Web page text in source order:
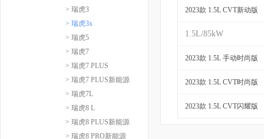
> 瑞虎3
> 瑞虎3x
> 瑞虎5
> 瑞虎7
> 瑞虎7 PLUS
> 瑞虎7 PLUS新能源
> 瑞虎7L
> 瑞虎8 L
> 瑞虎8 PLUS新能源
> 瑞虎8 PRO新能源
2023款 1.5L CVT新动版
1.5L/85kW
2023款 1.5L 手动时尚版
2023款 1.5L CVT时尚版
2023款 1.5L CVT闪耀版